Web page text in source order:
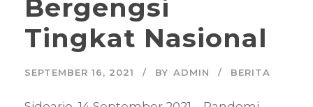
Bergengsi
Tingkat Nasional
SEPTEMBER 16, 2021 BY ADMIN BERITA